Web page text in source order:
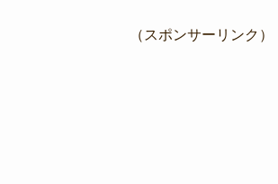
（スポンサーリンク）